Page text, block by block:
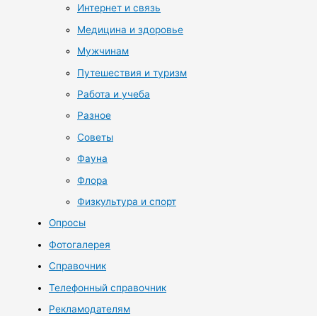
Интернет и связь
Медицина и здоровье
Мужчинам
Путешествия и туризм
Работа и учеба
Разное
Советы
Фауна
Флора
Физкультура и спорт
Опросы
Фотогалерея
Справочник
Телефонный справочник
Рекламодателям